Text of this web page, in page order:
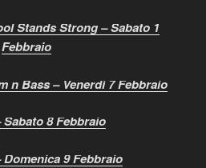
Stands Strong – Sabato 1
Febbraio
n Bass – Venerdì 7 Febbraio
8 Febbraio
9 Febbraio